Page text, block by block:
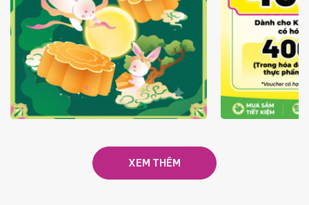
TRAO TẾT TRĂNG TRÒN GẮN
GIÁ LUÔN
XEM THÊM